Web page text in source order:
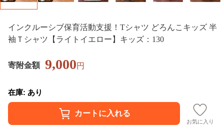
インクルーシブ保育活動支援！Tシャツ どろんこキッズ 半
袖Ｔシャツ【ライトイエロー】キッズ：130
寄附金額 9,000円
在庫: あり
お気に入り